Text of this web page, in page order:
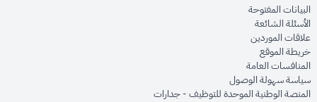
البيانات المفتوحةopens in new window
الأسئلة الشائعةopens in new window
علاقات الموردينopens in new window
خريطة الموقعopens in new window
المنافسات العامةopens in new window
سياسة سهولة الوصولopens in new window
المنصة الوطنية الموحدة للتوظيف - جداراتopens in new window